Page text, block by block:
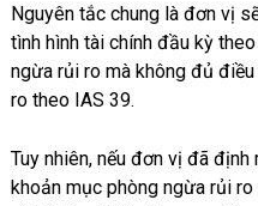
Nguyên tắc chung là đơn vị
tình hình tài chính đầu kỳ
ngừa rủi ro mà không đủ
ro theo IAS 39.
Tuy nhiên, nếu đơn vị đã
khoản mục phòng ngừa rủi